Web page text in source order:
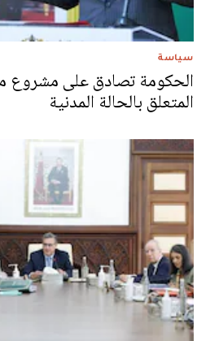
سياسة
الحكومة تصادق على مشروع
المتعلق بالحالة المدنية